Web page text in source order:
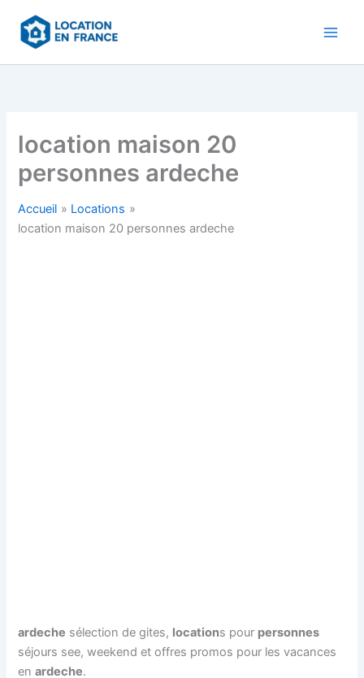
contenu
location maison 20
personnes ardeche
Accueil
Locations
location maison 20 personnes ardeche
ardeche sélection de gites, locations pour personnes
séjours see, weekend et offres promos pour les vacances
enardeche.